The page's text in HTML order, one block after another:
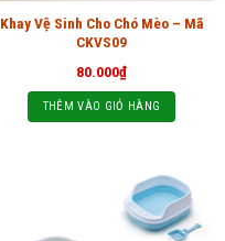
Khay Vệ Sinh Cho Chó Mèo – Mã
CKVS09
80.000₫
THÊM VÀO GIỎ HÀNG